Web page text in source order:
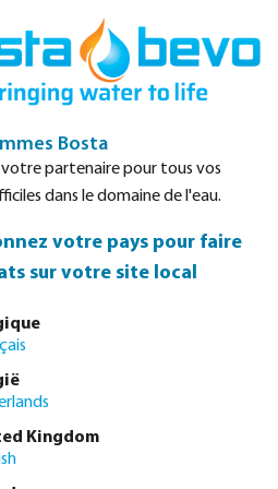
acier inoxydable
16bar
Bosta
votre partenaire pour tous vos
dans le domaine de l'eau.
votre pays pour faire
sur votre site local
Kingdom